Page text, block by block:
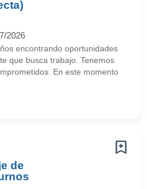
2026
encontrando oportunidades
que busca trabajo. Tenemos
En este momento
de